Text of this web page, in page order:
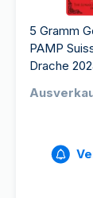
Bequem:
Spotpreis
Kostenfrei
5 Gramm
PAMP
Drache